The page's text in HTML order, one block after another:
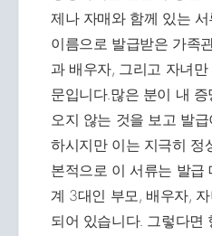
제나 자매와 함께 있는
이름으로 발급받은 가족
과 배우자, 그리고 자녀
문입니다.많은 분이 내
오지 않는 것을 보고 발
하시지만 이는 지극히 정
본적으로 이 서류는 발급
계 3대인 부모, 배우자,
되어 있습니다. 그렇다면